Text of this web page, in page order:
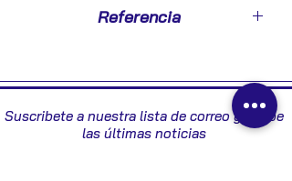
Referencia
Suscribete a nuestra lista de correo y recibe
las últimas noticias